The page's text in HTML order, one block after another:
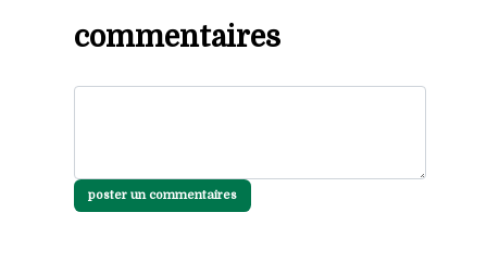
commentaires
poster un commentaires